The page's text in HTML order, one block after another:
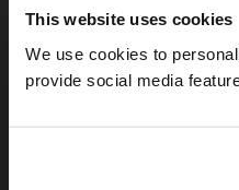
This website uses cookies
We use cookies to
provide social media
Negozi